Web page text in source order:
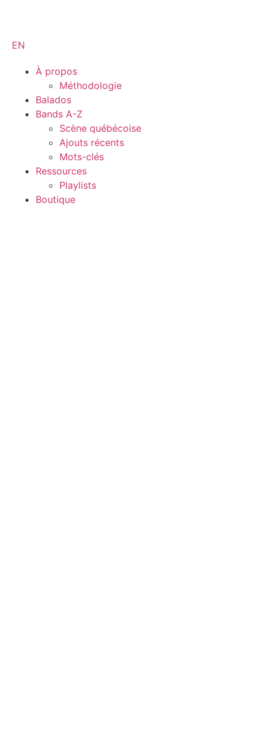
EN
À propos
Méthodologie
Balados
Bands A-Z
Scène québécoise
Ajouts récents
Mots-clés
Ressources
Playlists
Boutique